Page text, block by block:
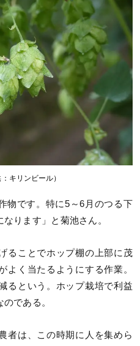
キリンビール）
物です。特に5～6月のつる下
ります」と菊池さん。
ることでホップ棚の上部に茂
よく当たるようにする作業。
るという。ホップ栽培で利益
である。
者は、この時期に人を集めら